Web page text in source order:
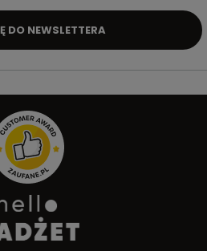
DO NEWSLETTERA